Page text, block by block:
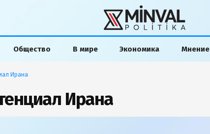
Общество В мире Экономика Мнение
Ирана
Ирана